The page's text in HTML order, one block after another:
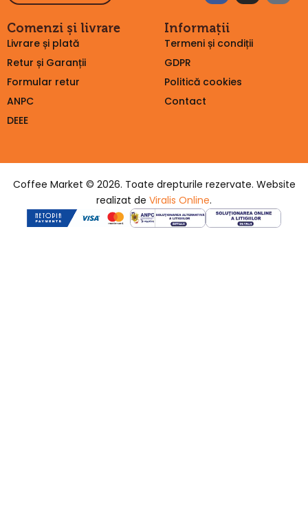
Comenzi și livrare
Livrare și plată
Retur și Garanții
Formular retur
ANPC
DEEE
Informații
Termeni și condiții
GDPR
Politică cookies
Contact
Coffee Market © 2026. Toate drepturile rezervate. Website
realizat de Viralis Online.